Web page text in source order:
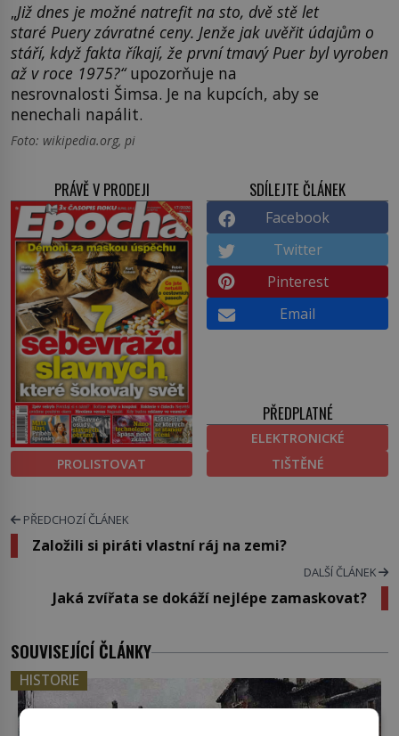
„Již dnes je možné natrefit na sto, dvě stě let
staré Pueryzávratné ceny. Jenže jak uvěřit údajům o
stáří, když fakta říkají, že první tmavý Puerbyl vyroben
až v roce 1975?“upozorňuje na
nesrovnalosti Šimsa. Je na kupcích, aby se
nenechali napálit.
Foto: wikipedia.org, pi
PRÁVĚ V PRODEJI
PROLISTOVAT
SDÍLEJTE ČLÁNEK
Facebook
Twitter
Pinterest
Email
PŘEDPLATNÉ
ELEKTRONICKÉ
TIŠTĚNÉ
PŘEDCHOZÍ ČLÁNEK
Založili si piráti vlastní ráj na zemi?
DALŠÍ ČLÁNEK
Jaká zvířata se dokáží nejlépe zamaskovat?
SOUVISEJÍCÍ ČLÁNKY
HISTORIE